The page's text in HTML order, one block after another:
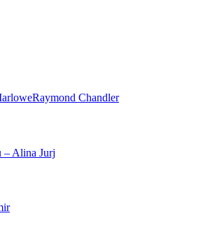
Raymond Chandler
– Alina Jurj